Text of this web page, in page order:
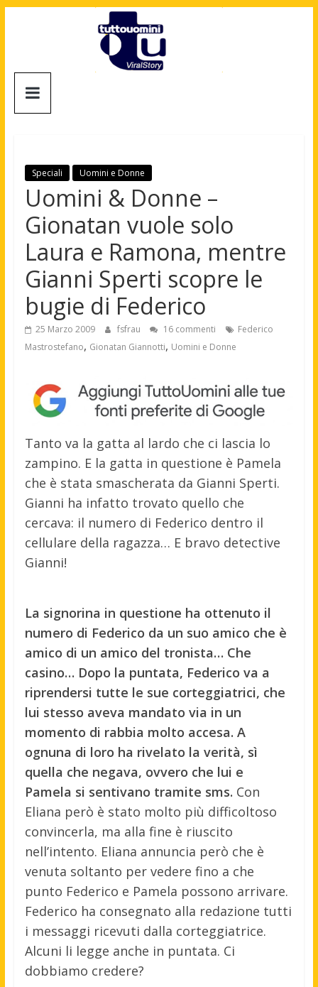
Tuttouomini
Motori,
gay
news
moda
maschile
Speciali Uomini e Donne
Uomini & Donne –
Gionatan vuole solo
Laura e Ramona, mentre
Gianni Sperti scopre le
bugie di Federico
25 Marzo 2009 fsfrau 16 commenti
Federico
Mastrostefano, Gionatan Giannotti, Uomini e Donne
Tanto va la gatta al lardo che ci lascia lo
zampino. E la gatta in questione è Pamela
che è stata smascherata da Gianni Sperti.
Gianni ha infatto trovato quello che
cercava: il numero di Federico dentro il
cellulare della ragazza… E bravo detective
Gianni!
La signorina in questione ha ottenuto il
numero di Federico da un suo amico che è
amico di un amico del tronista… Che
casino… Dopo la puntata, Federico va a
riprendersi tutte le sue corteggiatrici, che
lui stesso aveva mandato via in un
momento di rabbia molto accesa. A
ognuna di loro ha rivelato la verità, sì
quella che negava, ovvero che lui e
Pamela si sentivano tramite sms. Con
Eliana però è stato molto più difficoltoso
convincerla, ma alla fine è riuscito
nell’intento. Eliana annuncia però che è
venuta soltanto per vedere fino a che
punto Federico e Pamela possono arrivare.
Federico ha consegnato alla redazione tutti
i messaggi ricevuti dalla corteggiatrice.
Alcuni li legge anche in puntata. Ci
dobbiamo credere?